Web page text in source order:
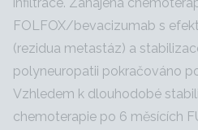
FOLFOX/bevacizumab s
(rezidua metastáz) a
polyneuropatii pokračováno
Vzhledem k dlouhodobé
chemoterapie po 6 měsících